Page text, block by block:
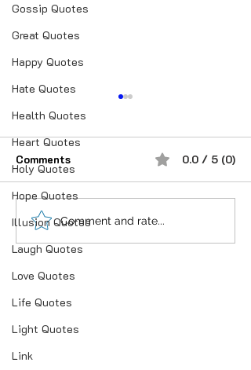
Gossip Quotes
Great Quotes
Happy Quotes
Hate Quotes
Health Quotes
Heart Quotes
Holy Quotes
Hope Quotes
Illusion Quotes
Laugh Quotes
Love Quotes
Life Quotes
Light Quotes
Link
“भूख जिस्म की नहीं, सम्मान की
होती है”
Comments 0.0 / 5 (0)
Comment and rate...